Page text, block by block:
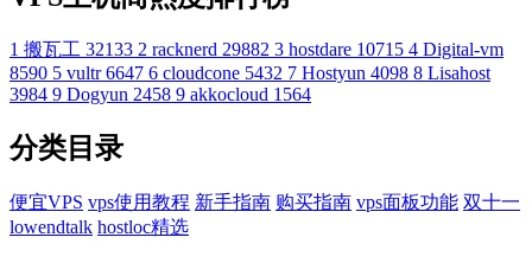
1 搬瓦工 32133 2 racknerd 29882 3 hostdare 10715 4 Digital-vm
8590 5 vultr 6647 6 cloudcone 5432 7 Hostyun 4098 8 Lisahost
3984 9 Dogyun 2458 9 akkocloud 1564
分类目录
便宜VPS vps使用教程 新手指南 购买指南 vps面板功能 双十一
lowendtalk hostloc精选